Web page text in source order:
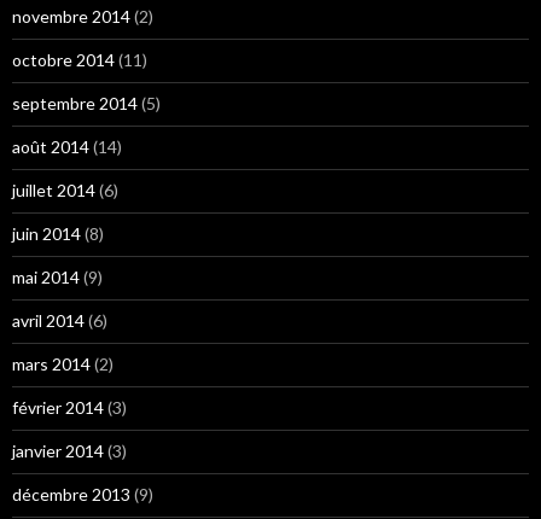
novembre 2014(2)
octobre 2014(11)
septembre 2014(5)
août 2014(14)
juillet 2014(6)
juin 2014(8)
mai 2014(9)
avril 2014(6)
mars 2014(2)
février 2014(3)
janvier 2014(3)
décembre 2013 (9)